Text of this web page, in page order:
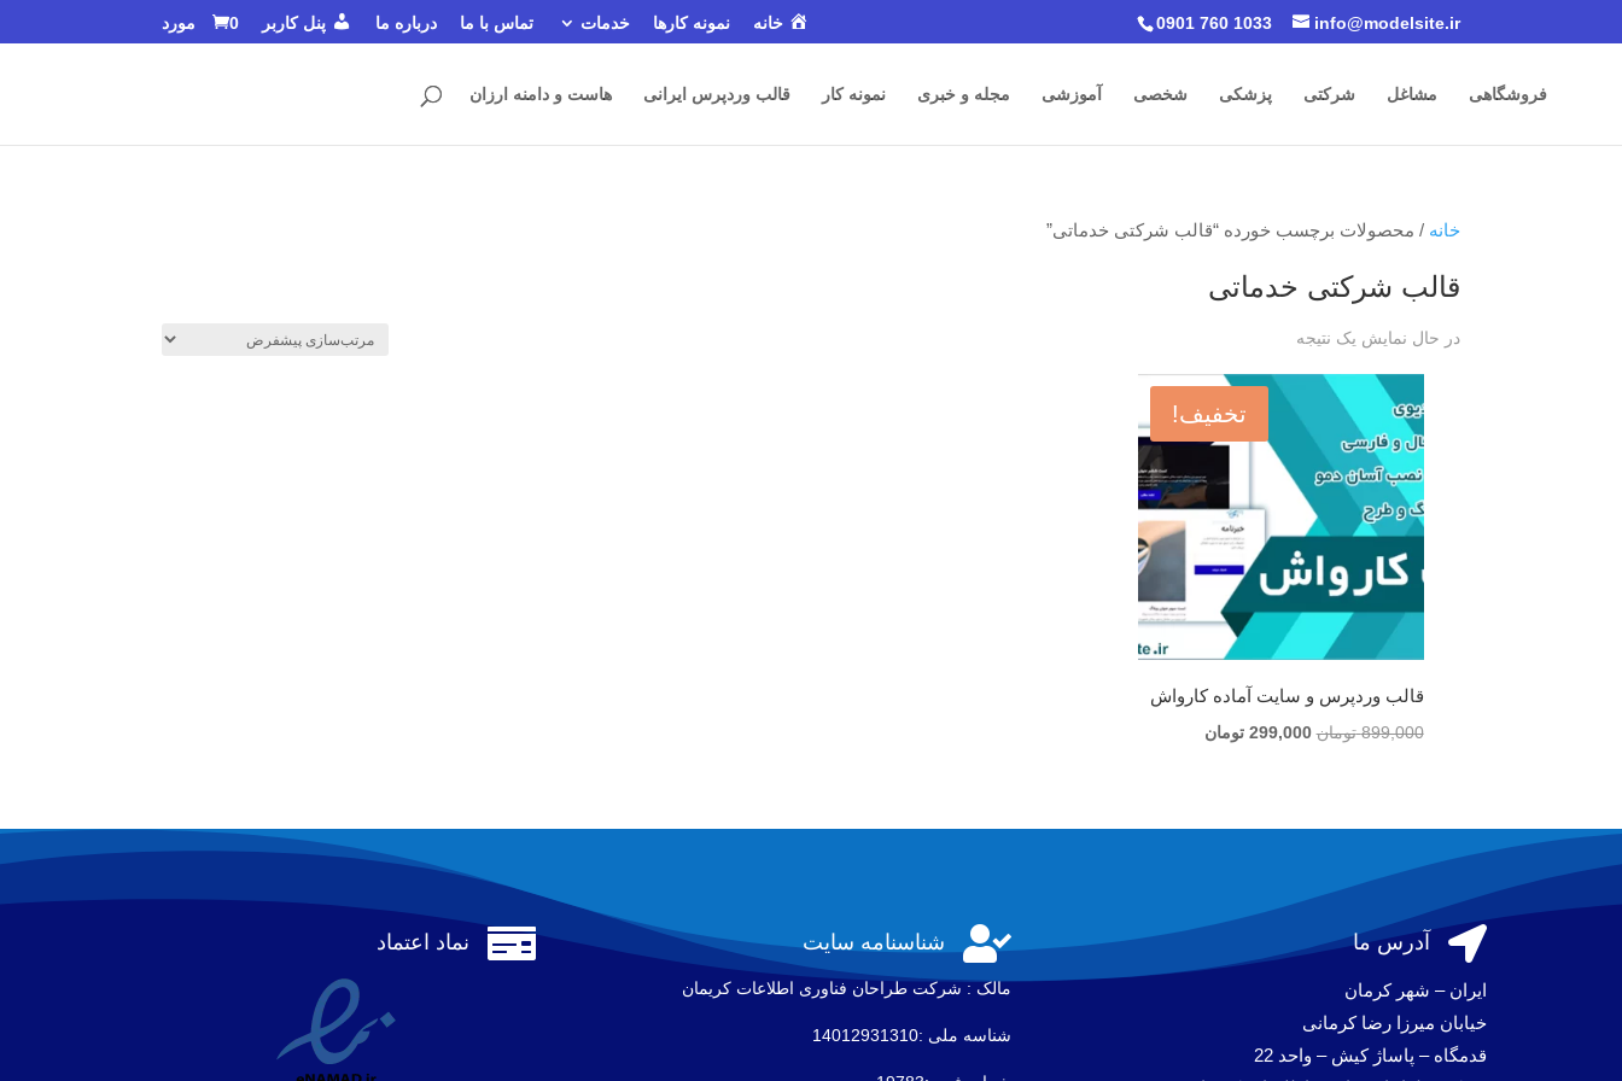
0901 760 1033 info@modelsite.ir خانه نمونه کارها خدمات تماس با ما درباره ما پنل کاربر 0 مورد
فروشگاهی مشاغل شرکتی پزشکی شخصی آموزشی مجله و خبری نمونه کار قالب وردپرس ایرانی هاست و دامنه ارزان
خانه / محصولات برچسب خورده “قالب شرکتی خدماتی”
قالب شرکتی خدماتی
در حال نمایش یک نتیجه
تخفیف!
قالب وردپرس و سایت آماده کارواش
899,000 تومان قیمت
299,000 تومان
 نماد اعتماد  شناسنامه سایت
مالک : شرکت طراحان فناوری اطلاعات كريمان
شناسه ملی :14012931310
 آدرس ما
ایران – شهر کرمان
خیابان میرزا رضا کرمانی
قدمگاه – پاساژ کیش – واحد 22